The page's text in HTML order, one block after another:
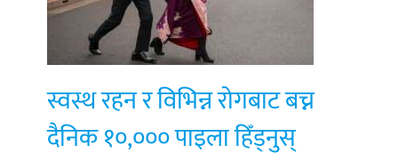
स्वस्थ रहन र विभिन्न रोगबाट बच्न
दैनिक १०,००० पाइला हिँड्नुस्